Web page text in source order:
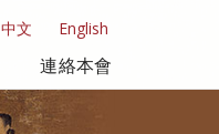
中文 English
連絡本會